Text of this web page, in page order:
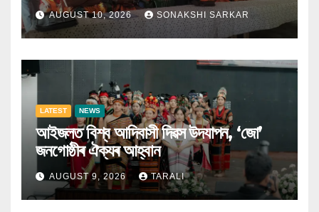
AUGUST 10, 2026 SONAKSHI SARKAR
LATEST NEWS
আইজলত বিশ্ব আদিবাসী দিৱস উদযাপন, ‘জো’
জনগোষ্ঠীৰ ঐক্যৰ আহ্বান
AUGUST 9, 2026 TARALI